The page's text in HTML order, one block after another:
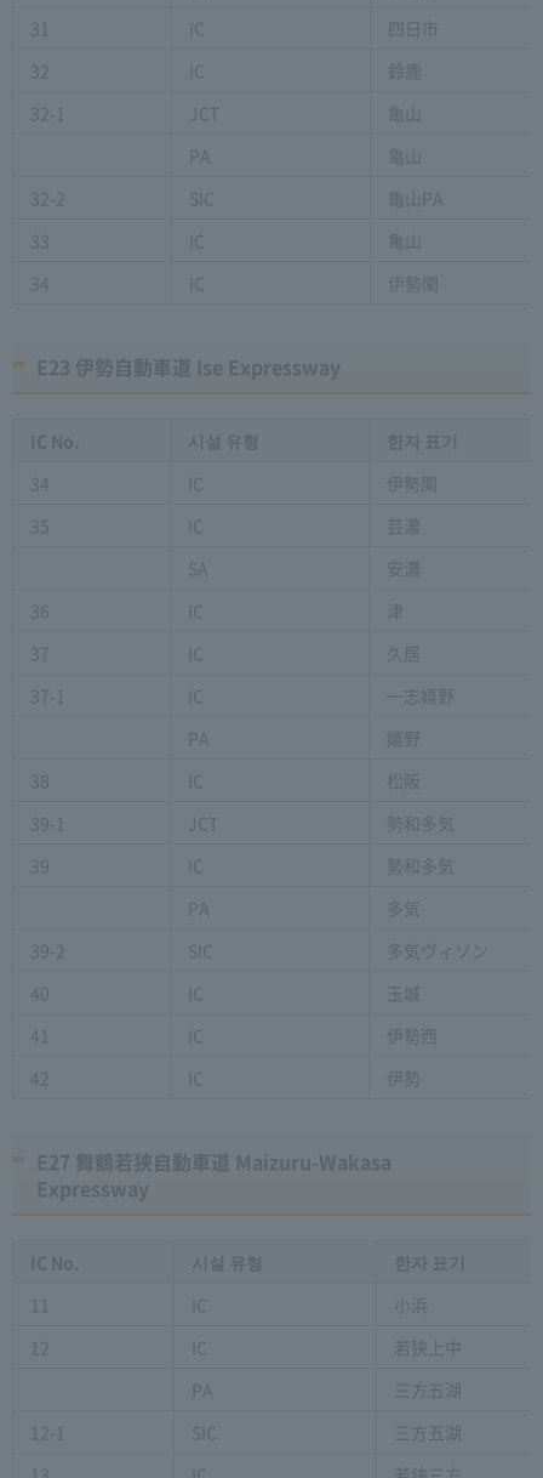
31
IC
四日市
32
IC
鈴鹿
32-1
JCT
PA
32-2
SIC
亀山PA
33
IC
34
IC 伊勢関
E23 伊勢自動車道 Ise Expressway
34
IC
伊勢関
35
IC
芸濃
SA
安濃
36
IC
津
37
IC
久居
37-1
IC
一志嬉野
PA
嬉野
38
IC
松阪
39-1
JCT
勢和多気
39
IC
勢和多気
PA
多気
39-2
SIC
多気ヴィソン
40
IC
玉城
41
IC
伊勢西
42
IC 伊勢
E27 舞鶴若狭自動車道 Maizuru-Wakasa
Expressway
11
IC
小浜
12
IC
若狭上中
PA
三方五湖
12-1
SIC
三方五湖